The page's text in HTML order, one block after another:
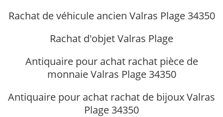
Rachat de véhicule ancien Valras Plage 34350
Rachat d'objet Valras Plage
Antiquaire pour achat rachat pièce de
monnaie Valras Plage 34350
Antiquaire pour achat rachat de bijoux Valras
Plage 34350